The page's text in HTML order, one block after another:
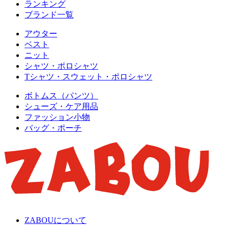
ランキング
ブランド一覧
アウター
ベスト
ニット
シャツ・ポロシャツ
Tシャツ・スウェット・ポロシャツ
ボトムス（パンツ）
シューズ・ケア用品
ファッション小物
バッグ・ポーチ
ZABOUについて